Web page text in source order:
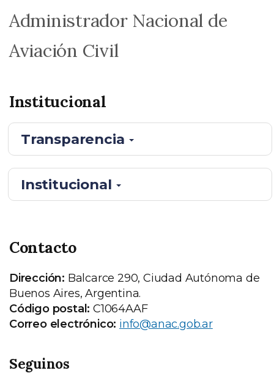
Administrador Nacional de
Aviación Civil
Institucional
Transparencia
Institucional
Contacto
Dirección: Balcarce 290, Ciudad Autónoma de
Buenos Aires, Argentina.
Código postal: C1064AAF
Correo electrónico: info@anac.gob.ar
Seguinos